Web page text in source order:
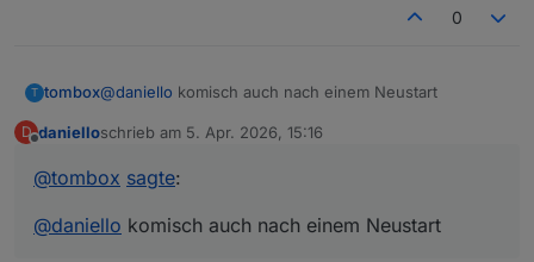
0
T tombox@daniello komisch auch nach einem Neustart
D danielloschrieb am 5. Apr. 2026, 15:16
zuletzt editiert von
@tombox sagte:
@daniello komisch auch nach einem Neustart